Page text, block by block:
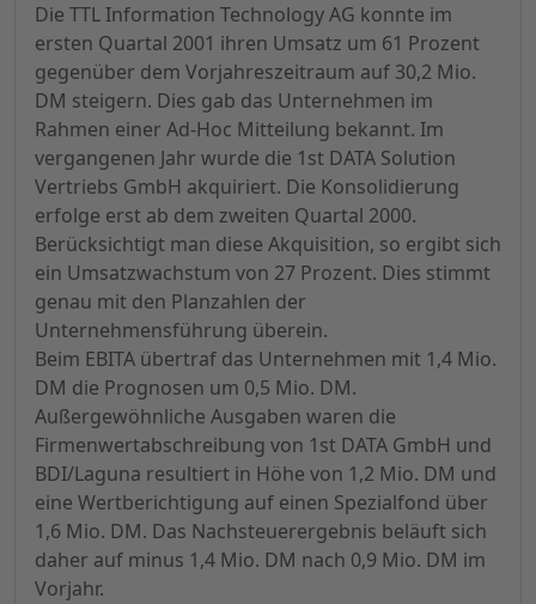
Die TTL Information Technology AG konnte im
ersten Quartal 2001 ihren Umsatz um 61 Prozent
gegenüber dem Vorjahreszeitraum auf 30,2 Mio.
DM steigern. Dies gab das Unternehmen im
Rahmen einer Ad-Hoc Mitteilung bekannt. Im
vergangenen Jahr wurde die 1st DATA Solution
Vertriebs GmbH akquiriert. Die Konsolidierung
erfolge erst ab dem zweiten Quartal 2000.
Berücksichtigt man diese Akquisition, so ergibt sich
ein Umsatzwachstum von 27 Prozent. Dies stimmt
genau mit den Planzahlen der
Unternehmensführung überein.
Beim EBITA übertraf das Unternehmen mit 1,4 Mio.
DM die Prognosen um 0,5 Mio. DM.
Außergewöhnliche Ausgaben waren die
Firmenwertabschreibung von 1st DATA GmbH und
BDI/Laguna resultiert in Höhe von 1,2 Mio. DM und
eine Wertberichtigung auf einen Spezialfond über
1,6 Mio. DM. Das Nachsteuerergebnis beläuft sich
daher auf minus 1,4 Mio. DM nach 0,9 Mio. DM im
Vorjahr.